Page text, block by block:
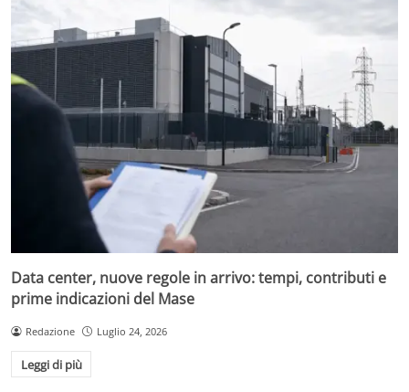
Data center, nuove regole in arrivo: tempi, contributi e
prime indicazioni del Mase
Redazione Luglio 24, 2026
Leggi di più